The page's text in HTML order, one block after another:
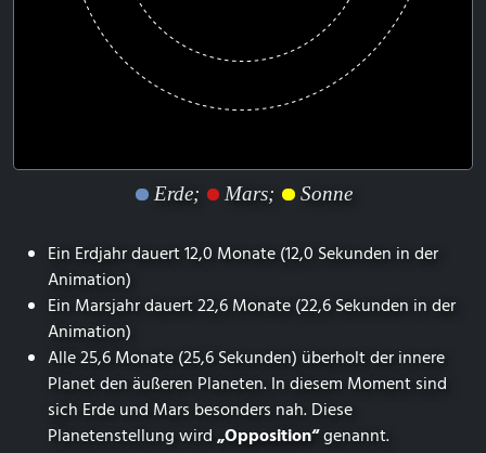
Erde; Mars; Sonne
Ein Erdjahr dauert 12,0 Monate (12,0 Sekunden in der
Animation)
Ein Marsjahr dauert 22,6 Monate (22,6 Sekunden in der
Animation)
Alle 25,6 Monate (25,6 Sekunden) überholt der innere
Planet den äußeren Planeten. In diesem Moment sind
sich Erde und Mars besonders nah. Diese
Planetenstellung wird„Opposition“genannt.